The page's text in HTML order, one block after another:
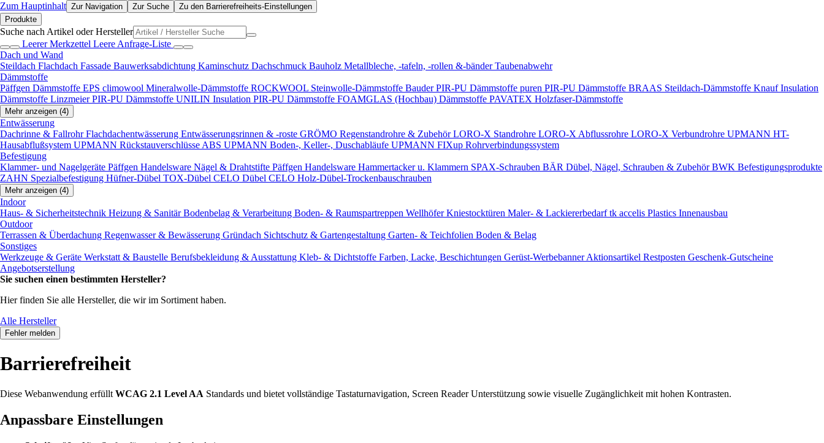
Zum Hauptinhalt Zur Navigation Zur Suche
Zu den Barrierefreiheits-Einstellungen
Produkte
Suche nach Artikel oder Hersteller
Leerer Merkzettel Leere Anfrage-Liste
Dach und Wand
Steildach Flachdach Fassade Bauwerksabdichtung Kaminschutz Dachschmuck Bauholz Metallbleche, -tafeln, -rollen &-bänderTaubenabwehr
Dämmstoffe
Päffgen Dämmstoffe EPS climowool Mineralwolle-Dämmstoffe ROCKWOOL Steinwolle-Dämmstoffe Bauder PIR-PU Dämmstoffe puren PIR-PU Dämmstoffe BRAAS Steildach-Dämmstoffe Knauf Insulation
Dämmstoffe Linzmeier PIR-PU Dämmstoffe UNILIN Insulation PIR-PU Dämmstoffe FOAMGLAS (Hochbau) Dämmstoffe PAVATEX Holzfaser-Dämmstoffe
Mehr anzeigen (4)
Entwässerung
Dachrinne & FallrohrFlachdachentwässerung Entwässerungsrinnen & -roste GRÖMO Regenstandrohre & ZubehörLORO-X Standrohre LORO-X Abflussrohre LORO-X Verbundrohre UPMANN HT-
Hausabflußsystem UPMANN Rückstauverschlüsse ABS UPMANN Boden-, Keller-, Duschabläufe UPMANN FIXup Rohrverbindungssystem
Befestigung
Klammer- und Nagelgeräte Päffgen Handelsware Nägel & Drahtstifte Päffgen Handelsware Hammertacker u. Klammern SPAX-Schrauben BÄR Dübel, Nägel, Schrauben & ZubehörBWK Befestigungsprodukte
ZAHN Spezialbefestigung Hüfner-Dübel TOX-Dübel CELO Dübel CELO Holz-Dübel-Trockenbauschrauben
Mehr anzeigen (4)
Indoor
Haus- & Sicherheitstechnik Heizung & SanitärBodenbelag & Verarbeitung Boden- & Raumspartreppen Wellhöfer Kniestocktüren Maler- & Lackiererbedarftk accelis Plastics Innenausbau
Outdoor
Terrassen & Überdachung Regenwasser & Bewässerung Gründach Sichtschutz & Gartengestaltung Garten- & Teichfolien Boden & Belag
Sonstiges
Werkzeuge & Geräte Werkstatt & Baustelle Berufsbekleidung & Ausstattung Kleb- & Dichtstoffe Farben, Lacke, Beschichtungen Gerüst-WerbebannerAktionsartikel Restposten Geschenk-Gutscheine
Angebotserstellung
Sie suchen einen bestimmten Hersteller?
Hier finden Sie alle Hersteller, die wir im Sortiment haben.
Alle Hersteller
Fehler melden
Barrierefreiheit
Diese Webanwendung erfüllt WCAG 2.1 Level AA Standards und bietet vollständige Tastaturnavigation, Screen Reader Unterstützung sowie visuelle Zugänglichkeit mit hohen Kontrasten.
Anpassbare Einstellungen